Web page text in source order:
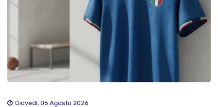
Giovedì, 06 Agosto 2026